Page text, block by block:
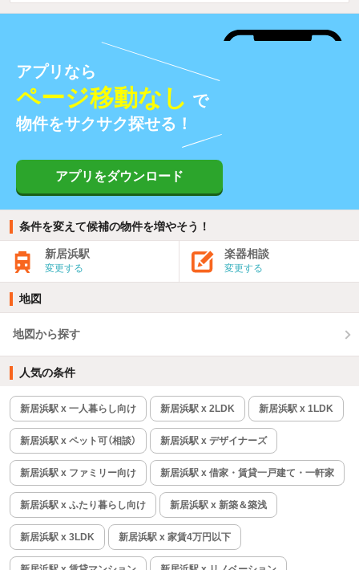
アプリなら
ページ移動なし で
物件をサクサク探せる！
アプリをダウンロード
条件を変えて候補の物件を増やそう！
新居浜駅
変更する
楽器相談
変更する
地図
地図から探す
人気の条件
新居浜駅 x 一人暮らし向け 新居浜駅 x 2LDK 新居浜駅 x 1LDK
新居浜駅 x ペット可（相談） 新居浜駅 x デザイナーズ
新居浜駅 x ファミリー向け 新居浜駅 x 借家・賃貸一戸建て・一軒家
新居浜駅 x ふたり暮らし向け 新居浜駅 x 新築＆築浅
新居浜駅 x 3LDK 新居浜駅 x 家賃4万円以下